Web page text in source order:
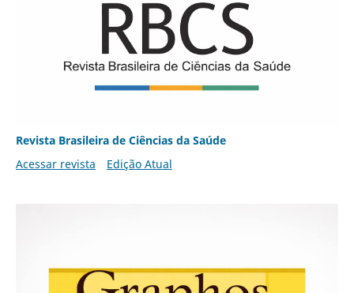
Revista Brasileira de Ciências da Saúde
Acessar revista
Edição Atual